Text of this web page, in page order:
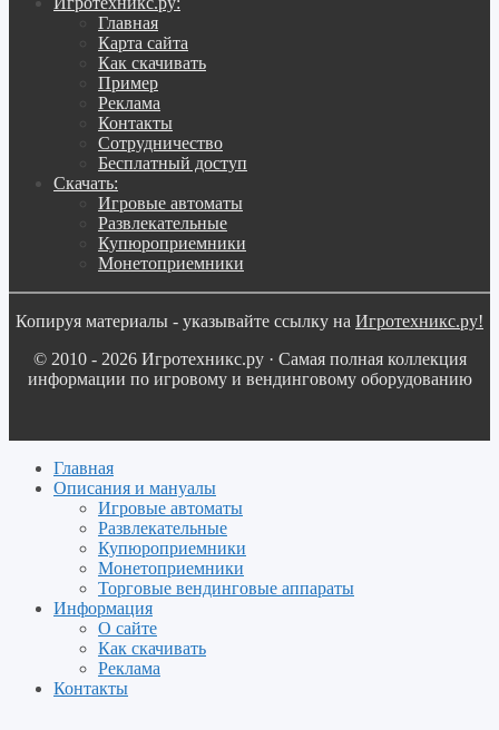
Главная
Карта сайта
Как скачивать
Пример
Реклама
Контакты
Сотрудничество
Бесплатный доступ
Скачать:
Игровые автоматы
Развлекательные
Купюроприемники
Монетоприемники
Копируя материалы - указывайте ссылку на Игротехникс.ру!
© 2010 - 2026 Игротехникс.ру · Самая полная коллекция
информации по игровому и вендинговому оборудованию
Главная
Описания и мануалы
Игровые автоматы
Развлекательные
Купюроприемники
Монетоприемники
Торговые вендинговые аппараты
Информация
О сайте
Как скачивать
Реклама
Контакты